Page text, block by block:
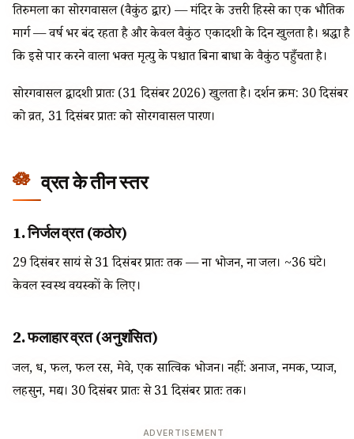
तिरुमला का सोरगवासल (वैकुंठ द्वार) — मंदिर के उत्तरी हिस्से का एक भौतिक
मार्ग — वर्ष भर बंद रहता है और केवल वैकुंठ एकादशी के दिन खुलता है। श्रद्धा है
कि इसे पार करने वाला भक्त मृत्यु के पश्चात बिना बाधा के वैकुंठ पहुँचता है।
सोरगवासल द्वादशी प्रातः (31 दिसंबर 2026) खुलता है। दर्शन क्रम: 30 दिसंबर
को व्रत, 31 दिसंबर प्रातः को सोरगवासल पारण।
व्रत के तीन स्तर
1. निर्जल व्रत (कठोर)
29 दिसंबर सायं से 31 दिसंबर प्रातः तक — ना भोजन, ना जल। ~36 घंटे।
केवल स्वस्थ वयस्कों के लिए।
2. फलाहार व्रत (अनुशंसित)
जल, दूध, फल, फल रस, मेवे, एक सात्विक भोजन। नहीं: अनाज, नमक, प्याज,
लहसुन, मद्य। 30 दिसंबर प्रातः से 31 दिसंबर प्रातः तक।
ADVERTISEMENT